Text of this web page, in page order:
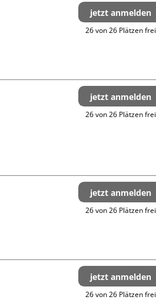
jetzt anmelden
26 von 26 Plätzen frei
jetzt anmelden
26 von 26 Plätzen frei
jetzt anmelden
26 von 26 Plätzen frei
jetzt anmelden
26 von 26 Plätzen frei